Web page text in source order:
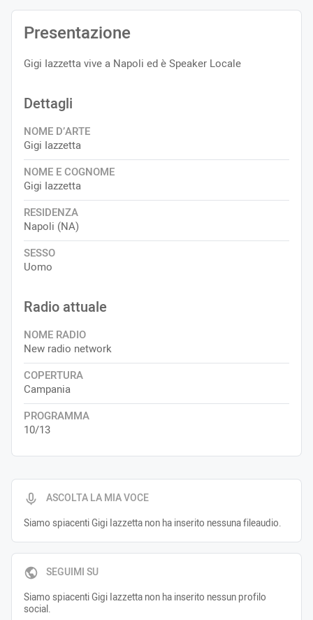
ASCOLTA LA MIA VOCE
Siamo spiacenti Gigi Iazzetta non ha inserito nessuna fileaudio.
SEGUIMI SU
Siamo spiacenti Gigi Iazzetta non ha inserito nessun profilo
social.
Presentazione
Gigi Iazzetta vive a Napoli ed è Speaker Locale
Dettagli
NOME D’ARTE
Gigi Iazzetta
NOME E COGNOME
Gigi Iazzetta
RESIDENZA
Napoli (NA)
SESSO
Uomo
Radio attuale
NOME RADIO
New radio network
COPERTURA
Campania
PROGRAMMA
10/13